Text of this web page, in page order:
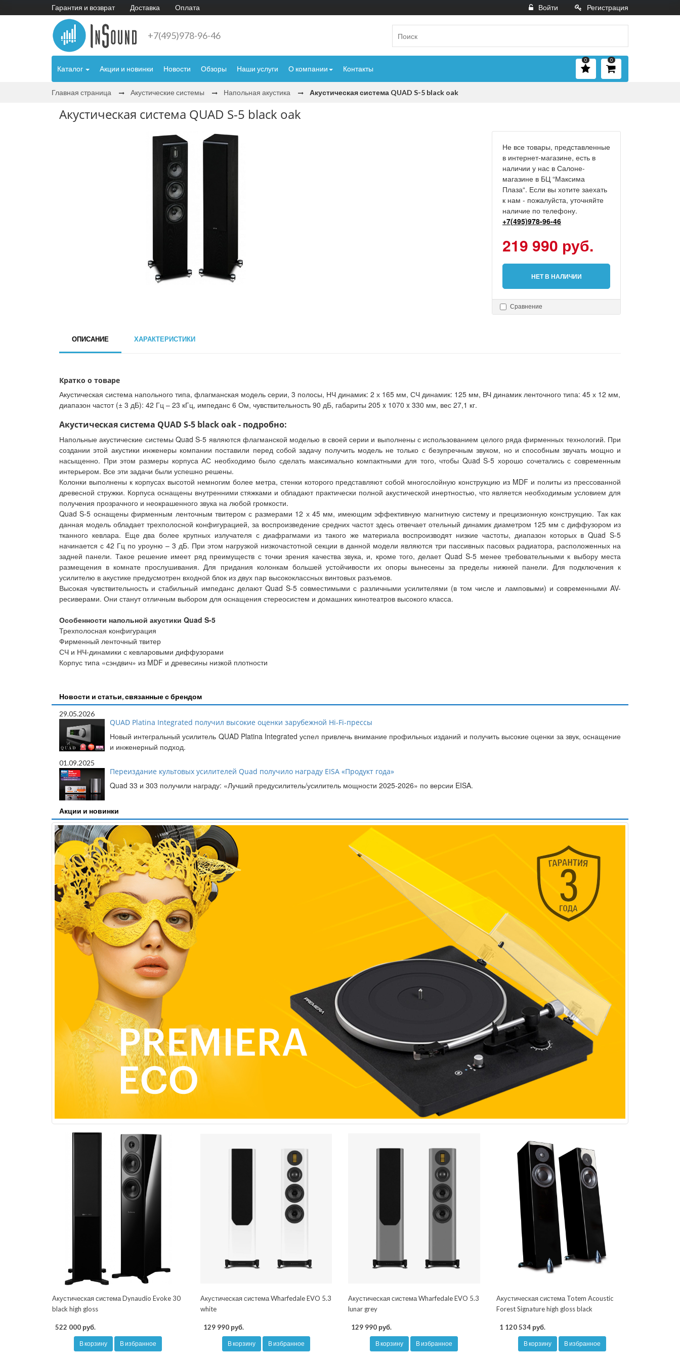
Гарантия и возврат Доставка Оплата Войти Регистрация
+7(495)978-96-46
Каталог Акции и новинки Новости Обзоры Наши услуги О компании Контакты
0
0
Главная страница Акустические системы Напольная акустика Акустическая система QUAD S-5 black oak
Акустическая система QUAD S-5 black oak
Не все товары, представленные
в интернет-магазине, есть в
наличии у нас в Салоне-
магазине в БЦ “Максима
Плаза“. Если вы хотите заехать
к нам - пожалуйста, уточняйте
наличие по телефону.
+7(495)978-96-46
219 990 руб.
НЕТ В НАЛИЧИИ
Сравнение
ОПИСАНИЕ ХАРАКТЕРИСТИКИ
Кратко о товаре
Акустическая система напольного типа, флагманская модель серии, 3 полосы, НЧ динамик: 2 х 165 мм, СЧ динамик: 125 мм, ВЧ динамик ленточного типа: 45 х 12 мм,
диапазон частот (± 3 дБ): 42 Гц – 23 кГц, импеданс 6 Ом, чувствительность 90 дБ, габариты 205 x 1070 x 330 мм, вес 27,1 кг.
Акустическая система QUAD S-5 black oak - подробно:
Напольные акустические системы Quad S-5 являются флагманской моделью в своей серии и выполнены с использованием целого ряда фирменных технологий. При
создании этой акустики инженеры компании поставили перед собой задачу получить модель не только с безупречным звуком, но и способным звучать мощно и
насыщенно. При этом размеры корпуса АС необходимо было сделать максимально компактными для того, чтобы Quad S-5 хорошо сочетались с современным
интерьером. Все эти задачи были успешно решены.
Колонки выполнены к корпусах высотой немногим более метра, стенки которого представляют собой многослойную конструкцию из MDF и политы из прессованной
древесной стружки. Корпуса оснащены внутренними стяжками и обладают практически полной акустической инертностью, что является необходимым условием для
получения прозрачного и неокрашенного звука на любой громкости.
Quad S-5 оснащены фирменным ленточным твитером с размерами 12 х 45 мм, имеющим эффективную магнитную систему и прецизионную конструкцию. Так как
данная модель обладает трехполосной конфигурацией, за воспроизведение средних частот здесь отвечает отельный динамик диаметром 125 мм с диффузором из
тканного кевлара. Еще два более крупных излучателя с диафрагмами из такого же материала воспроизводят низкие частоты, диапазон которых в Quad S-5
начинается с 42 Гц по уроуню – 3 дБ. При этом нагрузкой низкочастотной секции в данной модели являются три пассивных пасовых радиатора, расположенных на
задней панели. Такое решение имеет ряд преимуществ с точки зрения качества звука, и, кроме того, делает Quad S-5 менее требовательными к выбору места
размещения в комнате прослушивания. Для придания колонкам большей устойчивости их опоры вынесены за пределы нижней панели. Для подключения к
усилителю в акустике предусмотрен входной блок из двух пар высококлассных винтовых разъемов.
Высокая чувствительность и стабильный импеданс делают Quad S-5 совместимыми с различными усилителями (в том числе и ламповыми) и современными AV-
ресиверами. Они станут отличным выбором для оснащения стереосистем и домашних кинотеатров высокого класса.
Особенности напольной акустики Quad S-5
Трехполосная конфигурация
Фирменный ленточный твитер
СЧ и НЧ-динамики с кевларовыми диффузорами
Корпус типа «сэндвич» из MDF и древесины низкой плотности
Новости и статьи, связанные с брендом
29.05.2026
QUAD Platina Integrated получил высокие оценки зарубежной Hi-Fi-прессы
Новый интегральный усилитель QUAD Platina Integrated успел привлечь внимание профильных изданий и получить высокие оценки за звук, оснащение
и инженерный подход.
01.09.2025
Переиздание культовых усилителей Quad получило награду EISA «Продукт года»
Quad 33 и 303 получили награду: «Лучший предусилитель/усилитель мощности 2025-2026» по версии EISA.
Акции и новинки
Акустическая система Dynaudio Evoke 30
black high gloss
522 000 руб.
В корзину В избранное
Акустическая система Wharfedale EVO 5.3
white
129 990 руб.
В корзину В избранное
Акустическая система Wharfedale EVO 5.3
lunar grey
129 990 руб.
В корзину В избранное
Акустическая система Totem Acoustic
Forest Signature high gloss black
1 120 534 руб.
В корзину В избранное